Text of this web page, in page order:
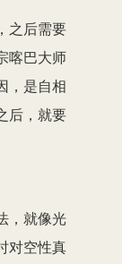
之后需要
喀巴大师
，是自相
后，就要
，就像光
对空性真